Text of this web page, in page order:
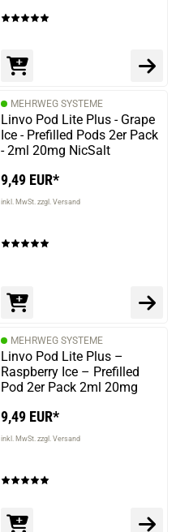
MEHRWEG SYSTEME
Linvo Pod Lite Plus - Grape
Ice - Prefilled Pods 2er Pack
- 2ml 20mg NicSalt
9,49 EUR*
inkl. MwSt. zzgl. Versand
MEHRWEG SYSTEME
Linvo Pod Lite Plus –
Raspberry Ice – Prefilled
Pod 2er Pack 2ml 20mg
9,49 EUR*
inkl. MwSt. zzgl. Versand